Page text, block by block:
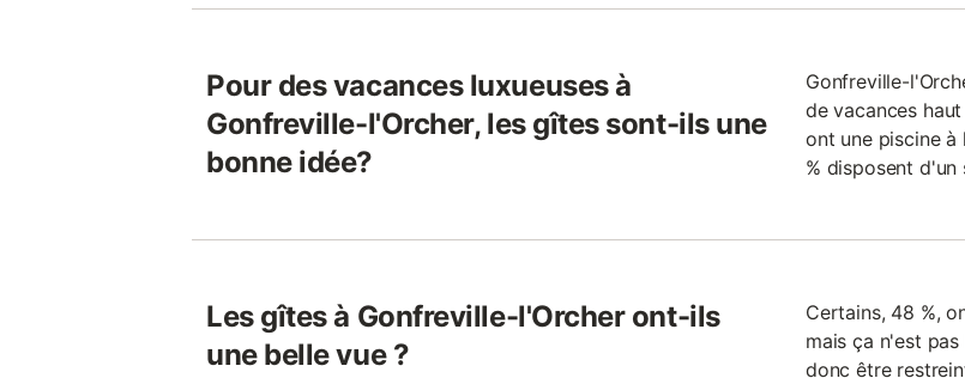
Pour des vacances luxueuses à
Gonfreville-l'Orcher, les gîtes sont-ils une
bonne idée?
Gonfreville-
de vacances
ont une piscine
% disposent d'un
Les gîtes à Gonfreville-l'Orcher ont-ils
une belle vue ?
Certains, 48 %,
mais ça n'est
donc être